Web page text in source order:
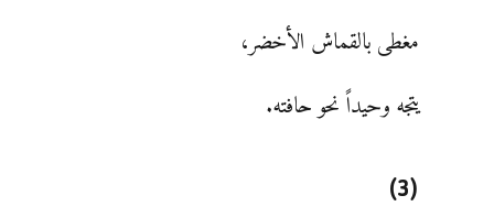
مغطى بالقماش الأخضر،
يتجه وحيداً نحو حافته.
(3)